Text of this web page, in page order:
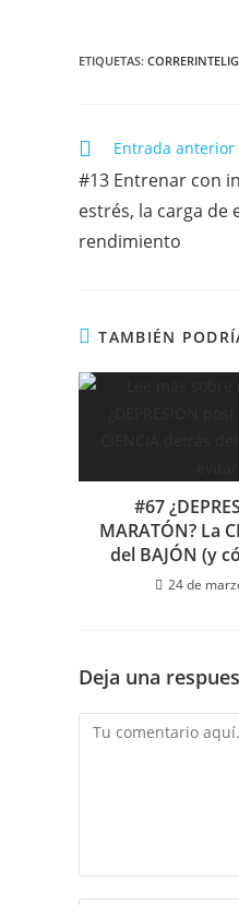
ETIQUETAS:
Entrada anterior
#13 Entrenar con
estrés, la carga
rendimiento
TAMBIÉN
#67
MARATÓN? La
del BAJÓN (y
24 de
Deja una